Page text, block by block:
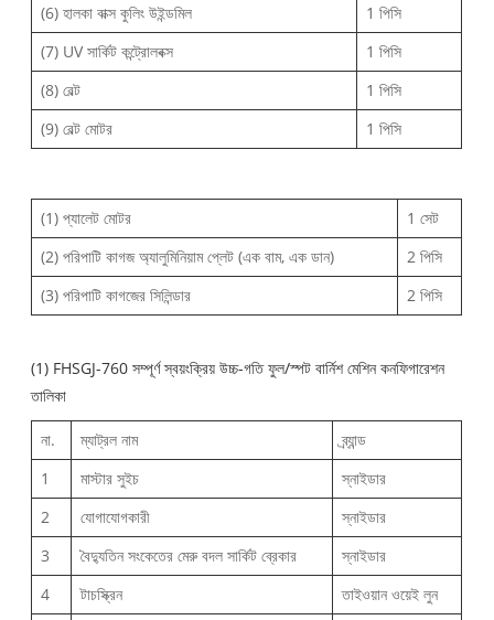
(6) হালকা বাক্স কুলিং উইন্ডমিল
1 পিসি
(7) UV সার্কিট কন্ট্রোলবক্স
1 পিসি
(8) বেল্ট
1 পিসি
(9) বেল্ট মোটর
1 পিসি
(1) প্যালেট মোটর
1 সেট
(2) পরিপাটি কাগজ অ্যালুমিনিয়াম প্লেট (এক বাম, এক ডান)
2 পিসি
(3) পরিপাটি কাগজের সিলিন্ডার
2 পিসি
(1) FHSGJ-760 সম্পূর্ণ স্বয়ংক্রিয় উচ্চ-গতি ফুল/স্পট বার্নিশ মেশিন কনফিগারেশন
তালিকা
না. ম্যাট্রল নাম
ব্র্যান্ড
1
মাস্টার সুইচ
স্নাইডার
2
যোগাযোগকারী
স্নাইডার
3
বৈদ্যুতিন সংকেতের মেরু বদল সার্কিট ব্রেকার
স্নাইডার
4
টাচস্ক্রিন
তাইওয়ান ওয়েই লুন